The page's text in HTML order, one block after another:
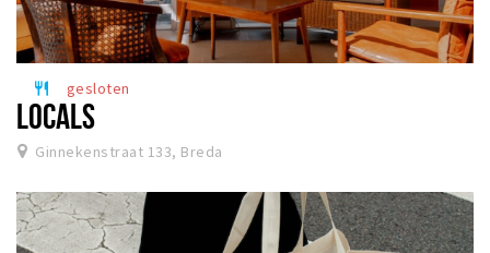
restaurant gesloten
LOCALS
Ginnekenstraat 133, Breda